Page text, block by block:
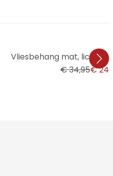
Vliesbehang mat, lichte
€ 34,95€